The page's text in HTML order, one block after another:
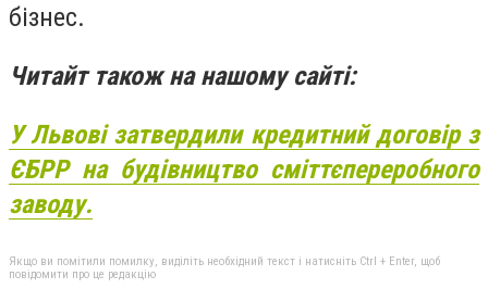
бізнес.
Читайт також на нашому сайті:
У Львові затвердили кредитний договір з
ЄБРР на будівництво сміттєпереробного
заводу.
Якщо ви помітили помилку, виділіть необхідний текст і натисніть Ctrl + Enter, щоб
повідомити про це редакцію